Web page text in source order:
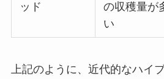
ッド
の収穫量が
い
上記のように、近代的なハイ